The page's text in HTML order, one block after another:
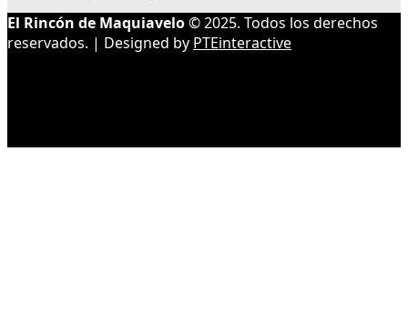
El Rincón de Maquiavelo© 2025. Todos los derechos
reservados. | Designed by PTEinteractive